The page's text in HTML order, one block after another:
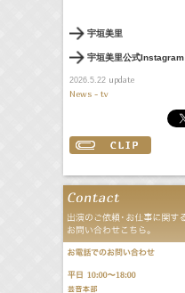
宇垣美里
宇垣美里公式Instagram
2026.5.22update
News - tv